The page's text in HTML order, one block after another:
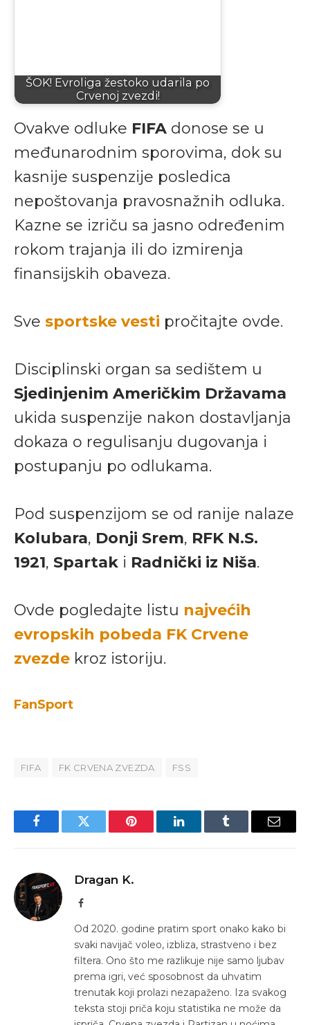
ŠOK! Evroliga žestoko udarila po
Crvenoj zvezdi!
Ovakve odluke FIFA donose se u
međunarodnim sporovima, dok su
kasnije suspenzije posledica
nepoštovanja pravosnažnih odluka.
Kazne se izriču sa jasno određenim
rokom trajanja ili do izmirenja
finansijskih obaveza.
Sve sportske vesti pročitajte ovde.
Disciplinski organ sa sedištem u
Sjedinjenim Američkim Državama
ukida suspenzije nakon dostavljanja
dokaza o regulisanju dugovanja i
postupanju po odlukama.
Pod suspenzijom se od ranije nalaze
Kolubara, Donji Srem, RFK N.S.
1921, Spartak i Radnički iz Niša.
Ovde pogledajte listu najvećih
evropskih pobeda FK Crvene
zvezde kroz istoriju.
FanSport
FIFA FK CRVENA ZVEZDA FSS
FacebookTwitter Pinterest LinkedInTumblr Email
Dragan K.
Facebook
Od 2020. godine pratim sport onako kako bi
svaki navijač voleo, izbliza, strastveno i bez
filtera. Ono što me razlikuje nije samo ljubav
prema igri, već sposobnost da uhvatim
trenutak koji prolazi nezapaženo. Iza svakog
teksta stoji priča koju statistika ne može da